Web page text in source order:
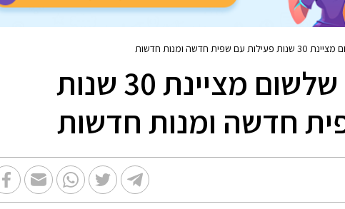
חדשה ומנות חדשות
מסעדת תמול שלשום מציינת 30 שנות
חדשה ומנות חדשות